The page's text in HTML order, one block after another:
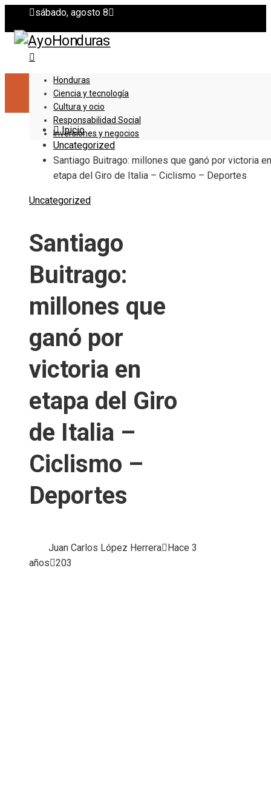
sábado, agosto 8
Honduras
Ciencia y tecnología
Cultura y ocio
Responsabilidad Social
Inversiones y negocios
Inicio
Uncategorized
Santiago Buitrago: millones que ganó por victoria en
etapa del Giro de Italia – Ciclismo – Deportes
Uncategorized
Santiago
Buitrago:
millones que
ganó por
victoria en
etapa del Giro
de Italia –
Ciclismo –
Deportes
Juan Carlos López Herrera
Hace 3
años 203